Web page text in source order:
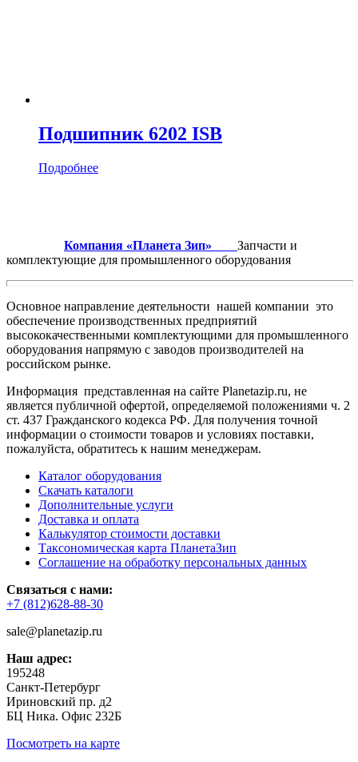
Подшипник 6202 ISB
Подробнее
Компания «Планета Зип» Запчасти и
комплектующие для промышленного оборудования
Основное направление деятельности нашей компании это
обеспечение производственных предприятий
высококачественными комплектующими для промышленного
оборудования напрямую с заводов производителей на
российском рынке.
Информация представленная на сайте Planetazip.ru, не
является публичной офертой, определяемой положениями ч. 2
ст. 437 Гражданского кодекса РФ. Для получения точной
информации о стоимости товаров и условиях поставки,
пожалуйста, обратитесь к нашим менеджерам.
Каталог оборудования
Скачать каталоги
Дополнительные услуги
Доставка и оплата
Калькулятор стоимости доставки
Таксономическая карта ПланетаЗип
Соглашение на обработку персональных данных
Связаться с нами:
+7 (812)628-88-30
sale@planetazip.ru
Наш адрес:
195248
Санкт-Петербург
Ириновский пр. д2
БЦ Ника. Офис 232Б
Посмотреть на карте